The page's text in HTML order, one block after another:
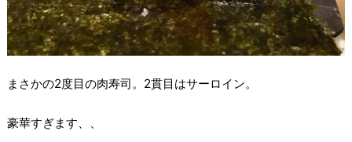
まさかの2度目の肉寿司。2貫目はサーロイン。
豪華すぎます、、